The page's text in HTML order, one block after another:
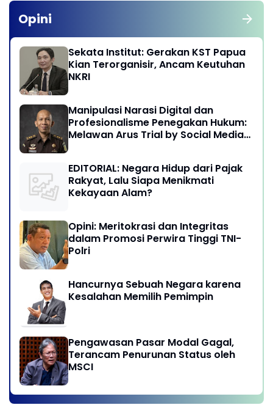
Opini
Sekata Institut: Gerakan KST Papua
Kian Terorganisir, Ancam Keutuhan
NKRI
Manipulasi Narasi Digital dan
Profesionalisme Penegakan Hukum:
Melawan Arus Trial by Social Media
EDITORIAL: Negara Hidup dari Pajak
Rakyat, Lalu Siapa Menikmati
Kekayaan Alam?
Opini: Meritokrasi dan Integritas
dalam Promosi Perwira Tinggi TNI-
Polri
Hancurnya Sebuah Negara karena
Kesalahan Memilih Pemimpin
Pengawasan Pasar Modal Gagal,
Terancam Penurunan Status oleh
MSCI